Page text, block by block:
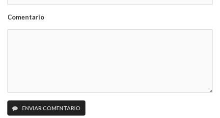
Comentario
ENVIAR COMENTARIO